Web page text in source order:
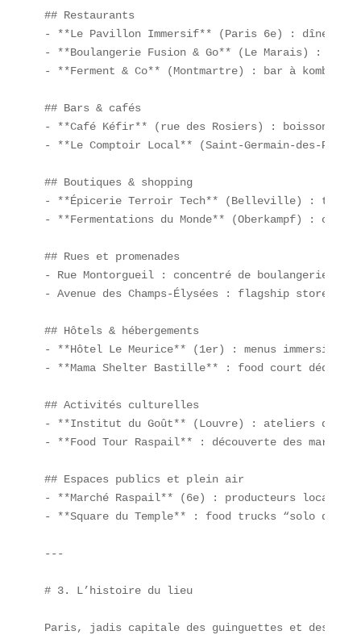
## Restaurants
- **Le Pavillon Immersif** (Paris 6e) : dîner
- **Boulangerie Fusion & Go** (Le Marais) :
- **Ferment & Co** (Montmartre) : bar à
## Bars & cafés
- **Café Kéfir** (rue des Rosiers) : boissons
- **Le Comptoir Local** (Saint-Germain-des-
## Boutiques & shopping
- **Épicerie Terroir Tech** (Belleville) :
- **Fermentations du Monde** (Oberkampf) :
## Rues et promenades
- Rue Montorgueil : concentré de boulangeries
- Avenue des Champs-Élysées : flagship stores
## Hôtels & hébergements
- **Hôtel Le Meurice** (1er) : menus immersifs
- **Mama Shelter Bastille** : food court dédié
## Activités culturelles
- **Institut du Goût** (Louvre) : ateliers de
- **Food Tour Raspail** : découverte des
## Espaces publics et plein air
- **Marché Raspail** (6e) : producteurs locaux
- **Square du Temple** : food trucks “solo
---
# 3. L’histoire du lieu
Paris, jadis capitale des guinguettes et des